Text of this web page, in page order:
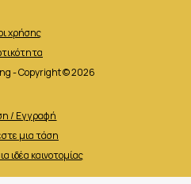
χρήσης
- Copyright © 2026
/ Εγγραφή
μια τάση
ιδέα καινοτομίας